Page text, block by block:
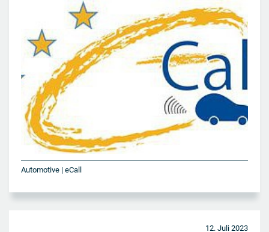
Automotive | eCall
12. Juli 2023